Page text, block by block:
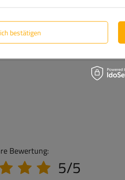
Bewertung:
5/5
bestätigen